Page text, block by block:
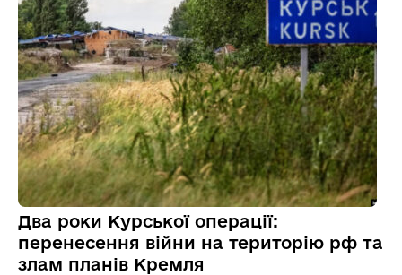
Два роки Курської операції:
перенесення війни на територію рф та
злам планів Кремля